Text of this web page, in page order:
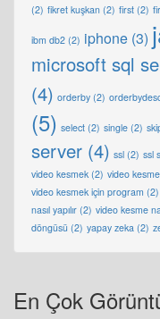
(2) fikret kuşkan (2) first (2)
ibm db2 (2) iphone (3)
microsoft sql
(4) orderby (2)
(5) select (2) single (2)
server (4) ssl (2) ssl
video kesmek (2) video
video kesmek için program (2)
nasıl yapılır (2) video kesme
döngüsü (2) yapay zeka (2)
En Çok